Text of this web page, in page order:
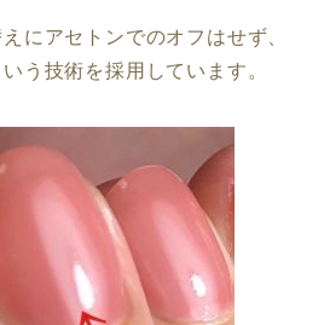
にアセトンでのオフはせず、
う技術を採用しています。